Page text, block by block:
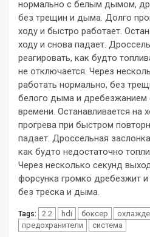
нормально с белым дымом,
без трещин и дыма. Долго
ходу и быстро работает.
ходу и снова падает.
реагировать, как будто
не отключается. Через
работать нормально, без
белого дыма и дребезжанием
времени. Останавливается на
прогрева при быстром
падает. Дроссельная
как будто недостаточно
Через несколько секунд
форсунка громко дребезжит
без треска и дыма.
Tags: 2.2 hdi боксер
предохранители
система